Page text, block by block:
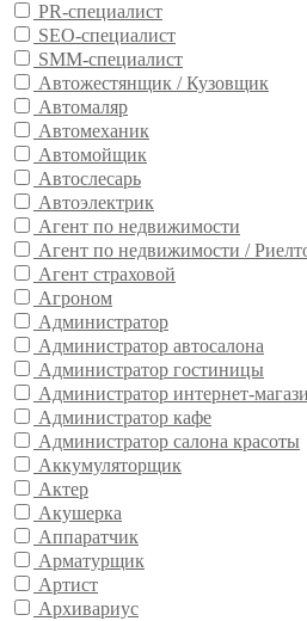
PR-специалист
SEO-специалист
SMM-специалист
Автожестянщик / Кузовщик
Автомаляр
Автомеханик
Автомойщик
Автослесарь
Автоэлектрик
Агент по недвижимости
Агент по недвижимости /
Агент страховой
Агроном
Администратор
Администратор автосалона
Администратор гостиницы
Администратор интернет-
Администратор кафе
Администратор салона красоты
Аккумуляторщик
Актер
Акушерка
Аппаратчик
Арматурщик
Артист
Архивариус